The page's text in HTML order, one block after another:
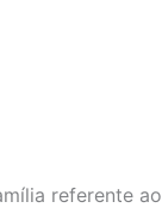
referente ao